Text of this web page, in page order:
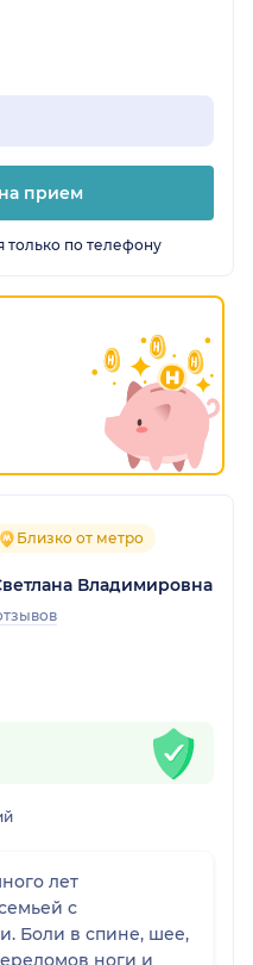
прием
только по телефону
Близко от метро
Владимировна
лет
с
Боли в спине, шее,
ноги и